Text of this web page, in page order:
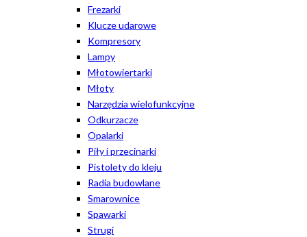
Frezarki
Klucze udarowe
Kompresory
Lampy
Młotowiertarki
Młoty
Narzędzia wielofunkcyjne
Odkurzacze
Opalarki
Piły i przecinarki
Pistolety do kleju
Radia budowlane
Smarownice
Spawarki
Strugi